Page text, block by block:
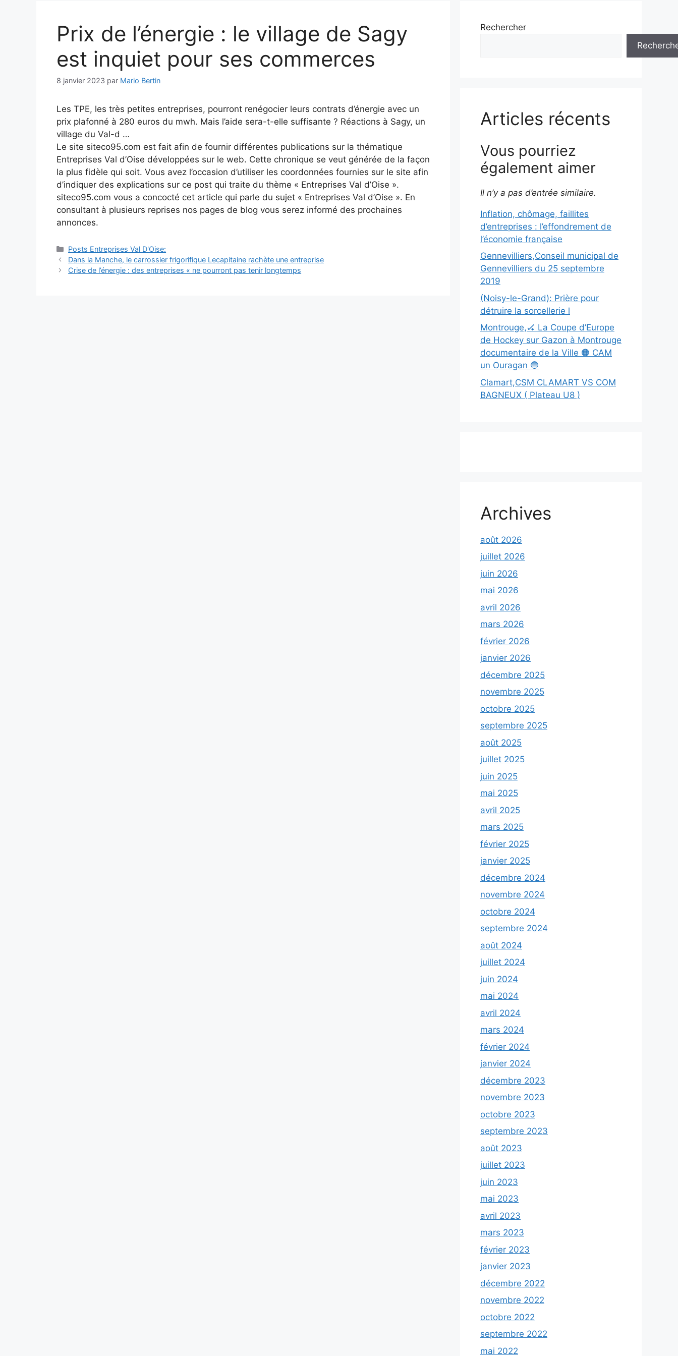
Prix de l’énergie : le village de Sagy
est inquiet pour ses commerces
8 janvier 2023 par Mario Bertin
Les TPE, les très petites entreprises, pourront renégocier leurs contrats d’énergie avec un
prix plafonné à 280 euros du mwh. Mais l’aide sera-t-elle suffisante ? Réactions à Sagy, un
village du Val-d …
Le site siteco95.com est fait afin de fournir différentes publications sur la thématique
Entreprises Val d’Oise développées sur le web. Cette chronique se veut générée de la façon
la plus fidèle qui soit. Vous avez l’occasion d’utiliser les coordonnées fournies sur le site afin
d’indiquer des explications sur ce post qui traite du thème « Entreprises Val d’Oise ».
siteco95.com vous a concocté cet article qui parle du sujet « Entreprises Val d’Oise ». En
consultant à plusieurs reprises nos pages de blog vous serez informé des prochaines
annonces.
Catégories
Posts Entreprises Val D'Oise:
Navigation
des
Dans la Manche, le carrossier frigorifique Lecapitaine rachète une entreprise
Crise de l’énergie : des entreprises « ne pourront pas tenir longtemps
Rechercher
Articles récents
Vous pourriez
également aimer
Il n’y a pas d’entrée similaire.
Inflation, chômage, faillites
d’entreprises : l’effondrement de
l’économie française
Gennevilliers,Conseil municipal de
Gennevilliers du 25 septembre
2019
(Noisy-le-Grand): Prière pour
détruire la sorcellerie l
Montrouge,🏑 La Coupe d’Europe
de Hockey sur Gazon à Montrouge
documentaire de la Ville 🟠 CAM
un Ouragan 🔵
Clamart,CSM CLAMART VS COM
BAGNEUX ( Plateau U8 )
Archives
août 2026
juillet 2026
juin 2026
mai 2026
avril 2026
mars 2026
février 2026
janvier 2026
décembre 2025
novembre 2025
octobre 2025
septembre 2025
août 2025
juillet 2025
juin 2025
mai 2025
avril 2025
mars 2025
février 2025
janvier 2025
décembre 2024
novembre 2024
octobre 2024
septembre 2024
août 2024
juillet 2024
juin 2024
mai 2024
avril 2024
mars 2024
février 2024
janvier 2024
décembre 2023
novembre 2023
octobre 2023
septembre 2023
août 2023
juillet 2023
juin 2023
mai 2023
avril 2023
mars 2023
février 2023
janvier 2023
décembre 2022
novembre 2022
octobre 2022
septembre 2022
mai 2022